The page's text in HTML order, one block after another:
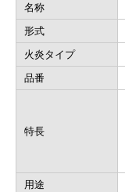
名称
形式
火炎タイプ
品番
特長
用途